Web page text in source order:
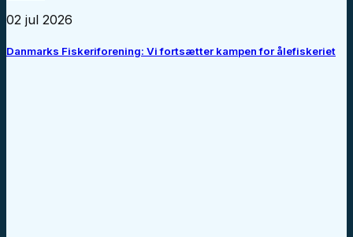
02 jul 2026
Danmarks Fiskeriforening: Vi fortsætter kampen for ålefiskeriet